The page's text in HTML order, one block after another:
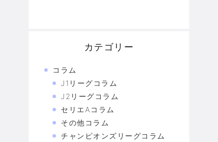
カテゴリー
コラム
J1リーグコラム
J2リーグコラム
セリエAコラム
その他コラム
チャンピオンズリーグコラム